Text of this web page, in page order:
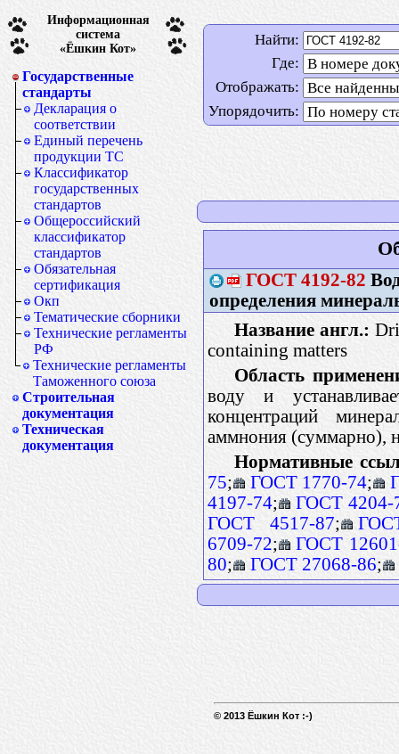
Информационная
система
«Ёшкин Кот»
Государственные
стандарты
Декларация о
соответствии
Единый перечень
продукции ТС
Классификатор
государственных
стандартов
Общероссийский
классификатор
стандартов
Обязательная
сертификация
Окп
Тематические сборники
Технические регламенты
РФ
Технические регламенты
Таможенного союза
Строительная
документация
Техническая
документация
Найти:
Где:
Отображать:
Упорядочить:
ГОСТ 4192-82
определения
Название англ.:
containing matters
Область
воду и
концентраций
аммнония (суммарно),
Нормативные
75; ГОСТ 1770-74;
4197-74;
ГОСТ 4204-
ГОСТ 4517-87;
6709-72;
ГОСТ
80; ГОСТ 27068-86;
© 2013 Ёшкин Кот :-)